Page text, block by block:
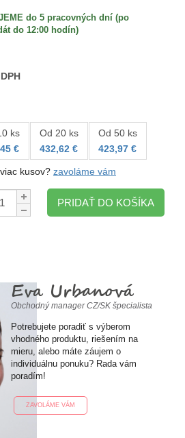
do 5 pracovných dní (po
do 12:00 hodín)
ks
€
Od 20 ks
432,62 €
Od 50 ks
423,97 €
kusov? zavoláme vám
Množstvo:
PRIDAŤ DO KOŠÍKA
Eva Urbanová
Obchodný manager CZ/SK špecialista
Potrebujete poradiť s výberom
vhodného produktu, riešením na
mieru, alebo máte záujem o
individuálnu ponuku? Rada vám
poradím!
ZAVOLÁME VÁM